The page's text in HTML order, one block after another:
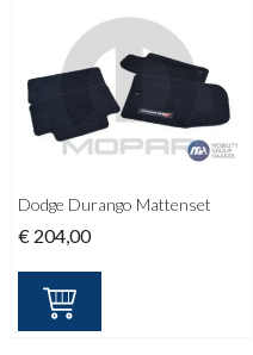
Dodge Durango Mattenset
€ 204,00